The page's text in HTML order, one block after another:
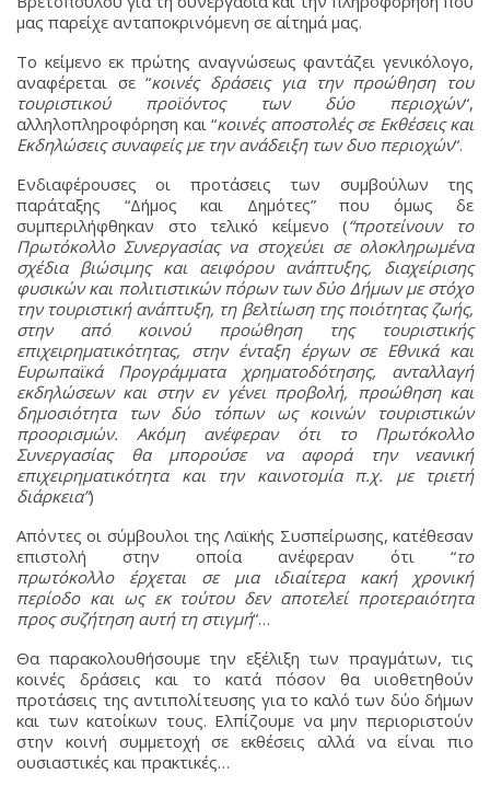
μας παρείχε ανταποκρινόμενη σε αίτημά μας.
Το κείμενο εκ πρώτης αναγνώσεως φαντάζει γενικόλογο,
αναφέρεται σε “κοινές δράσεις για την προώθηση του
τουριστικού προϊόντος των δύο περιοχών“,
αλληλοπληροφόρηση και “κοινές αποστολές σε Εκθέσεις και
Εκδηλώσεις συναφείς με την ανάδειξη των δυο περιοχών“.
Ενδιαφέρουσες οι προτάσεις των συμβούλων της
παράταξης “Δήμος και Δημότες” που όμως δε
συμπεριλήφθηκαν στο τελικό κείμενο (“προτείνουν το
Πρωτόκολλο Συνεργασίας να στοχεύει σε ολοκληρωμένα
σχέδια βιώσιμης και αειφόρου ανάπτυξης, διαχείρισης
φυσικών και πολιτιστικών πόρων των δύο Δήμων με στόχο
την τουριστική ανάπτυξη, τη βελτίωση της ποιότητας ζωής,
στην από κοινού προώθηση της τουριστικής
επιχειρηματικότητας, στην ένταξη έργων σε Εθνικά και
Ευρωπαϊκά Προγράμματα χρηματοδότησης, ανταλλαγή
εκδηλώσεων και στην εν γένει προβολή, προώθηση και
δημοσιότητα των δύο τόπων ως κοινών τουριστικών
προορισμών. Ακόμη ανέφεραν ότι το Πρωτόκολλο
Συνεργασίας θα μπορούσε να αφορά την νεανική
επιχειρηματικότητα και την καινοτομία π.χ. με τριετή
διάρκεια”)
Απόντες οι σύμβουλοι της Λαϊκής Συσπείρωσης, κατέθεσαν
επιστολή στην οποία ανέφεραν ότι “το
πρωτόκολλο έρχεται σε μια ιδιαίτερα κακή χρονική
περίοδο και ως εκ τούτου δεν αποτελεί προτεραιότητα
προς συζήτηση αυτή τη στιγμή“…
Θα παρακολουθήσουμε την εξέλιξη των πραγμάτων, τις
κοινές δράσεις και το κατά πόσον θα υιοθετηθούν
προτάσεις της αντιπολίτευσης για το καλό των δύο δήμων
και των κατοίκων τους. Ελπίζουμε να μην περιοριστούν
στην κοινή συμμετοχή σε εκθέσεις αλλά να είναι πιο
ουσιαστικές και πρακτικές…